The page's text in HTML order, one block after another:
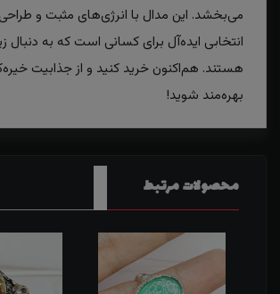
می‌بخشد. این مدال با انرژی‌های مثبت و
انتخابی ایده‌آل برای کسانی است که به دنبال
هستند. هم‌اکنون خرید کنید و از جذابیت
بهره‌مند شوید!
محصولات مرتبط